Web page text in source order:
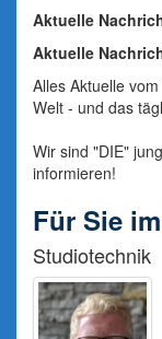
Aktuelle
Aktuelle
Alles Aktuelle
Welt - und das
Wir sind "DIE"
informieren!
Für Sie
Studiotechnik